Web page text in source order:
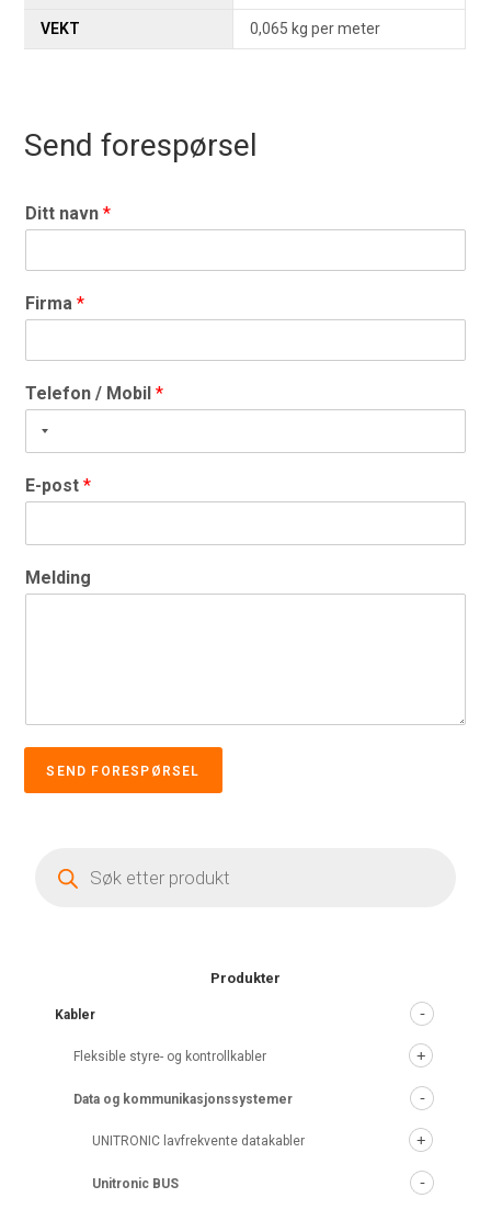
VEKT 0,065 kg per meter
Send forespørsel
Ditt navn*
Firma*
Telefon / Mobil*
E-post*
Melding
SEND FORESPØRSEL
search
Produkter
Kabler
Fleksible styre- og kontrollkabler
Data og kommunikasjonssystemer
UNITRONIC lavfrekvente datakabler
Unitronic BUS